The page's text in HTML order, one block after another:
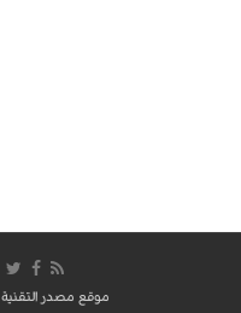
موقع مصدر التقنية 2026 ©